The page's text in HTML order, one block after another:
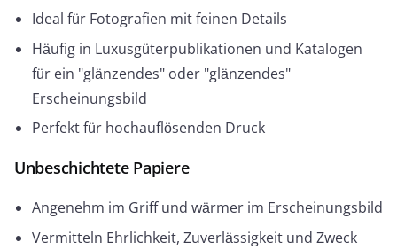
Ideal für Fotografien mit feinen Details
Häufig in Luxusgüterpublikationen und Katalogen
für ein "glänzendes" oder "glänzendes"
Erscheinungsbild
Perfekt für hochauflösenden Druck
Unbeschichtete Papiere
Angenehm im Griff und wärmer im Erscheinungsbild
Vermitteln Ehrlichkeit, Zuverlässigkeit und Zweck